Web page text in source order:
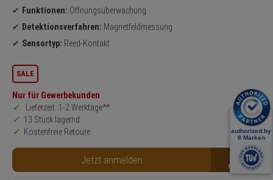
Funktionen: Öffnungsüberwachung
Detektionsverfahren: Magnetfeldmessung
Sensortyp: Reed-Kontakt
SALE
Nur für Gewerbekunden
Lieferzeit: 1-2 Werktage**
13 Stück lagernd
Kostenfreie Retoure
Jetzt anmelden B2B